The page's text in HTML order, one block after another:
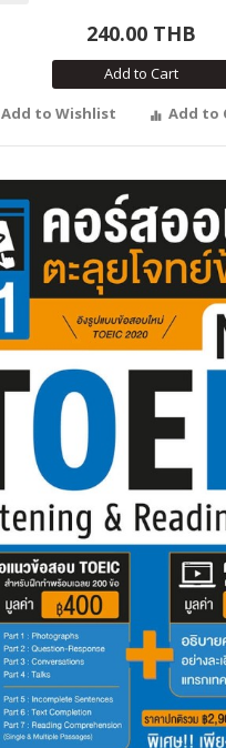
240.00 THB
Add to Cart
Add to Wishlist
Add to